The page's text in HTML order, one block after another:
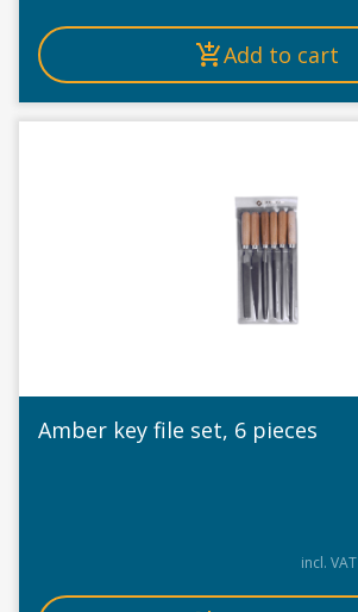
Add to cart
Amber key file set, 6 pieces
incl. VAT